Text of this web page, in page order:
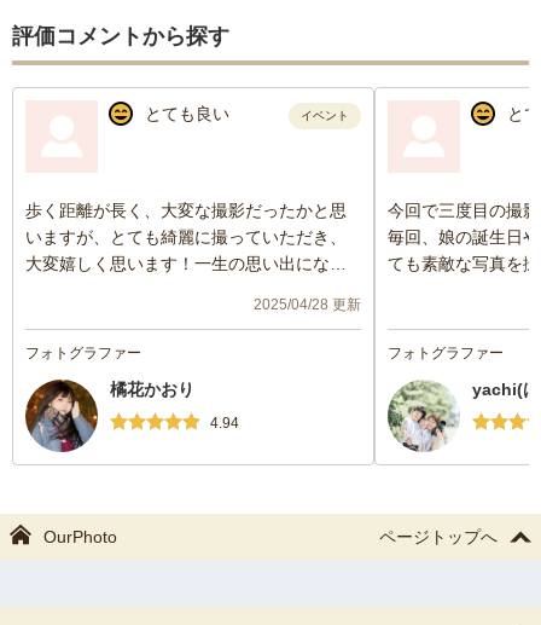
評価コメントから探す
とても良い イベント
歩く距離が長く、大変な撮影だったかと思
いますが、とても綺麗に撮っていただき、
大変嬉しく思います！一生の思い出になり
2025/04/28 更新
フォトグラファー
橘花かおり
4.94
と
今回で三度目の撮
毎回、娘の誕生日
ても素敵な写真を
かったので、天候
すが娘の今好きな
備して工夫してく
うな気遣いがとて
していただき、更
フォトグラファー
yachi(は
OurPhoto ページトップへ